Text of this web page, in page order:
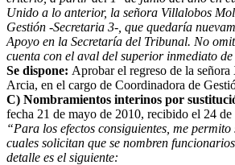
Unido a lo anterior, la señora Villalobos
Gestión -Secretaria 3-, que quedaría
Apoyo en la Secretaría del Tribunal. No
cuenta con el aval del superior inmediato de
Se dispone: Aprobar el regreso de la
Arcia, en el cargo de Coordinadora de
C) Nombramientos interinos por
fecha 21 de mayo de 2010, recibido el 24
“Para los efectos consiguientes, me
cuales solicitan que se nombren
detalle es el siguiente: